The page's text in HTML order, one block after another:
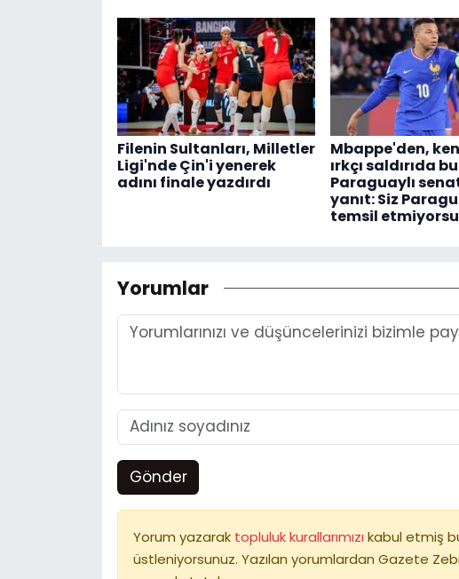
Filenin Sultanları, Milletler
Ligi'nde Çin'i yenerek
adını finale yazdırdı
Mbappe'den,
ırkçı saldırıda
Paraguaylı
yanıt: Siz
temsil
Yorumlar
Gönder
Yorum yazarak topluluk kurallarımızı kabul etmiş
üstleniyorsunuz. Yazılan yorumlardan Gazete